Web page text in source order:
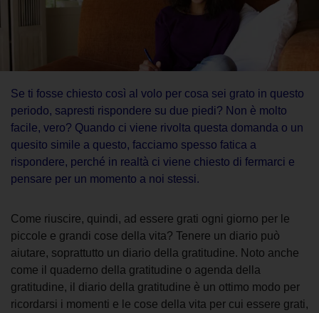
Se ti fosse chiesto così al volo per cosa sei grato in questo
periodo, sapresti rispondere su due piedi? Non è molto
facile, vero? Quando ci viene rivolta questa domanda o un
quesito simile a questo, facciamo spesso fatica a
rispondere, perché in realtà ci viene chiesto di fermarci e
pensare per un momento a noi stessi.
Come riuscire, quindi, ad essere grati ogni giorno per le
piccole e grandi cose della vita? Tenere un diario può
aiutare, soprattutto un diario della gratitudine. Noto anche
come il quaderno della gratitudine o agenda della
gratitudine, il diario della gratitudine è un ottimo modo per
ricordarsi i momenti e le cose della vita per cui essere grati,